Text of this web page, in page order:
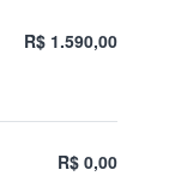
R$ 1.590,00
R$ 0,00